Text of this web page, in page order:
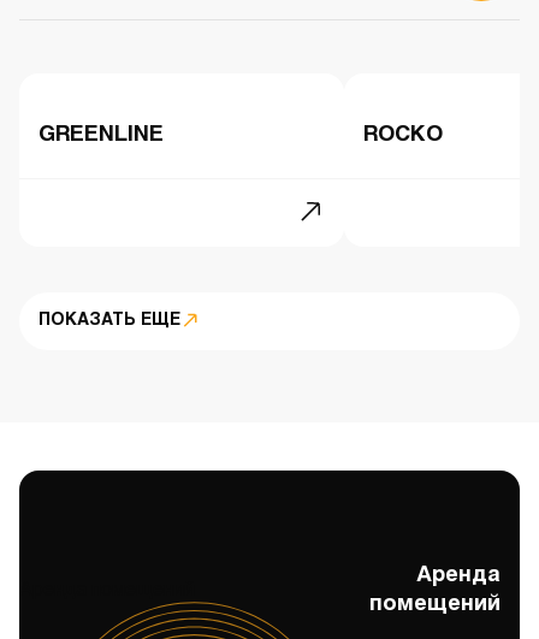
GREENLINE ROCKO
ПОКАЗАТЬ ЕЩЕ
Аренда
помещений